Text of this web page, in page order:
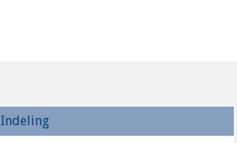
Indeling